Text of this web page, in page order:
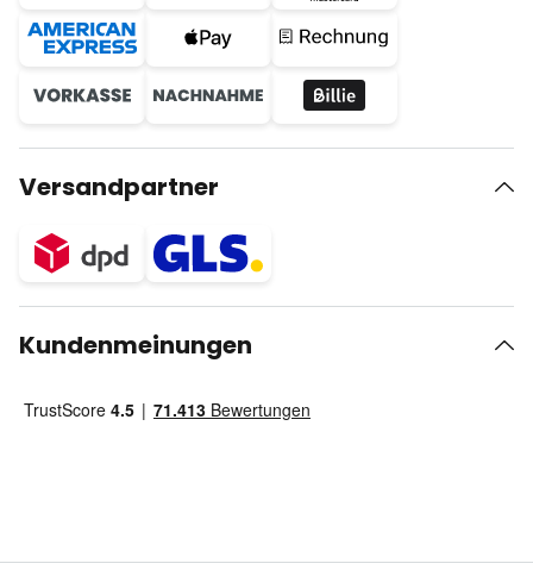
Versandpartner
Kundenmeinungen